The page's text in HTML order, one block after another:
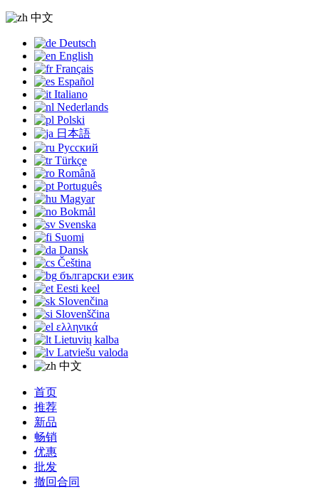
中文
Deutsch
English
Français
Español
Italiano
Nederlands
Polski
日本語
Русский
Türkçe
Română
Português
Magyar
Bokmål
Svenska
Suomi
Dansk
Čeština
български език
Eesti keel
Slovenčina
Slovenščina
ελληνικά
Lietuvių kalba
Latviešu valoda
中文
首页
推荐
新品
畅销
优惠
批发
撤回合同